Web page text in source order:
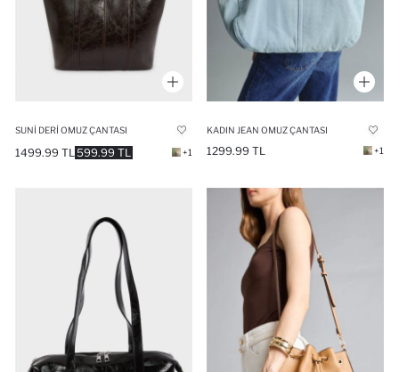
SUNI DERI OMUZ ÇANTASI
599.99 TL
1499.99 TL +1
KADIN JEAN OMUZ ÇANTASI
1299.99 TL +1